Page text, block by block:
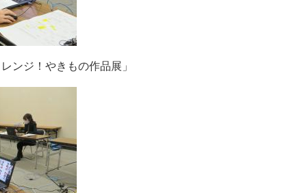
ンジ！やきもの作品展」